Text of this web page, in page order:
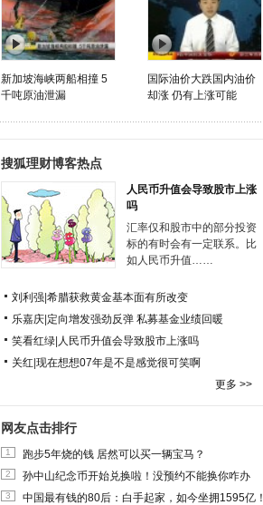
新加坡海峡两船相撞 5
千吨原油泄漏
国际油价大跌国内油价
却涨 仍有上涨可能
搜狐理财博客热点
人民币升值会导致股市上涨
吗
汇率仅和股市中的部分投资
标的有时会有一定联系。比
如人民币升值……
刘利强 希腊获救黄金基本面有所改变
乐嘉庆 定向增发强劲反弹 私募基金业绩回暖
笑看红绿 人民币升值会导致股市上涨吗
关红 现在想想07年是不是感觉很可笑啊
更多 >>
网友点击排行
1 跑步5年烧的钱 居然可以买一辆宝马？
2 孙中山纪念币开始兑换啦！没预约不能换你咋办
3 中国最有钱的80后：白手起家，如今坐拥1595亿！